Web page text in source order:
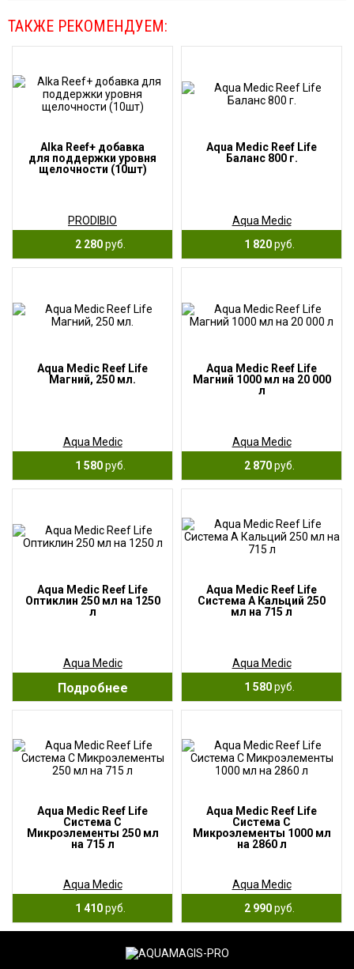
ТАКЖЕ РЕКОМЕНДУЕМ:
Alka Reef+ добавка
для поддержки уровня
щелочности (10шт)
PRODIBIO
2 280руб.
Aqua Medic Reef Life
Баланс 800 г.
Aqua Medic
1 820руб.
Aqua Medic Reef Life
Магний, 250 мл.
Aqua Medic
1 580руб.
Aqua Medic Reef Life
Магний 1000 мл на 20 000
л
Aqua Medic
2 870руб.
Aqua Medic Reef Life
Оптиклин 250 мл на 1250
л
Aqua Medic
Подробнее
Aqua Medic Reef Life
Система А Кальций 250
мл на 715 л
Aqua Medic
1 580руб.
Aqua Medic Reef Life
Система С
Микроэлементы 250 мл
на 715 л
Aqua Medic
1 410руб.
Aqua Medic Reef Life
Система С
Микроэлементы 1000 мл
на 2860 л
Aqua Medic
2 990руб.